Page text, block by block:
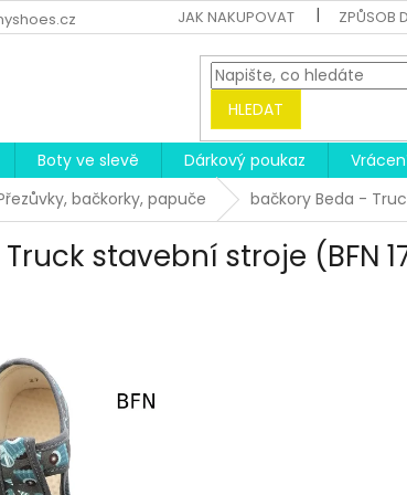
JAK NAKUPOVAT ZPŮSOB
HLEDAT
Boty ve slevě Dárkový poukaz
bačkorky, papuče bačkory Beda -
stavební stroje (BFN